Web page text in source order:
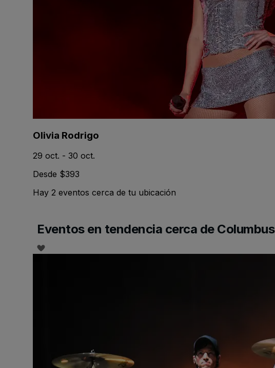
Olivia Rodrigo
29 oct. - 30 oct.
Desde $393
Hay 2 eventos cerca de tu ubicación
Eventos en tendencia cerca de Columbus